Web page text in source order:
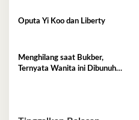
Oputa Yi Koo dan Liberty
Menghilang saat Bukber,
Ternyata Wanita ini Dibunuh